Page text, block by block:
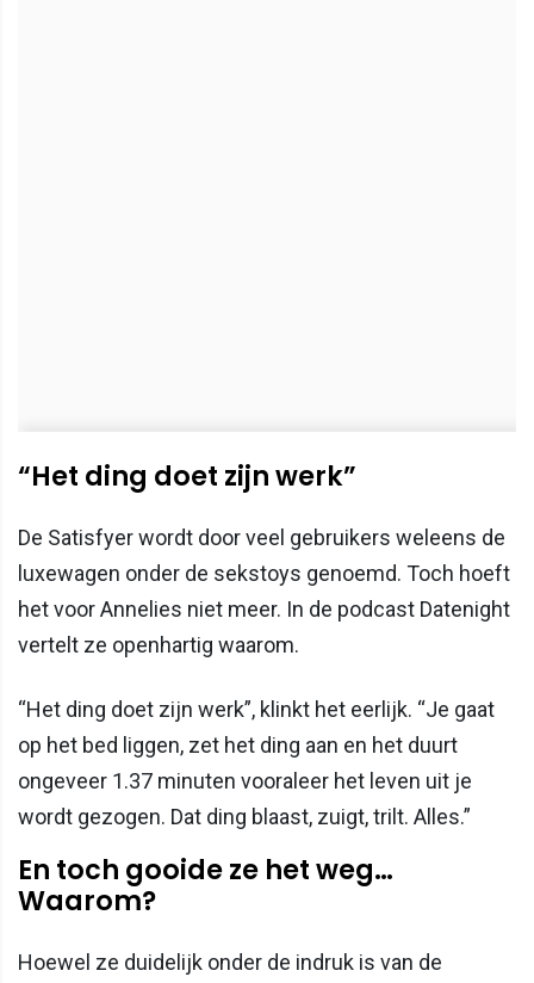
“Het ding doet zijn werk”
De Satisfyer wordt door veel gebruikers weleens de
luxewagen onder de sekstoys genoemd. Toch hoeft
het voor Annelies niet meer. In de podcast Datenight
vertelt ze openhartig waarom.
“Het ding doet zijn werk”, klinkt het eerlijk. “Je gaat
op het bed liggen, zet het ding aan en het duurt
ongeveer 1.37 minuten vooraleer het leven uit je
wordt gezogen. Dat ding blaast, zuigt, trilt. Alles.”
En toch gooide ze het weg…
Waarom?
Hoewel ze duidelijk onder de indruk is van de